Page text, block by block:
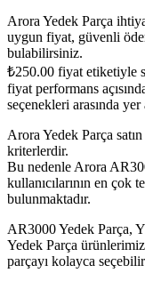
Arora Yedek Parça
uygun fiyat, güvenli
bulabilirsiniz.
₺250.00 fiyat etiketiyle
fiyat performans
seçenekleri arasında yer
Arora Yedek Parça
kriterlerdir.
Bu nedenle Arora
kullanıcılarının en çok
bulunmaktadır.
AR3000 Yedek Parça,
Yedek Parça
parçayı kolayca